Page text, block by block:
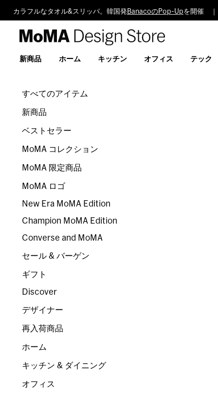
カラフルなタオル&スリッパ。韓国発 BanacoのPop-Upを開催
Design
新商品 ホーム キッチン オフィス テック
すべてのアイテム
新商品
ベストセラー
MoMA コレクション
MoMA 限定商品
MoMA ロゴ
New Era MoMA Edition
Champion MoMA Edition
Converse and MoMA
セール & バーゲン
ギフト
Discover
デザイナー
再入荷商品
ホーム
キッチン & ダイニング
オフィス